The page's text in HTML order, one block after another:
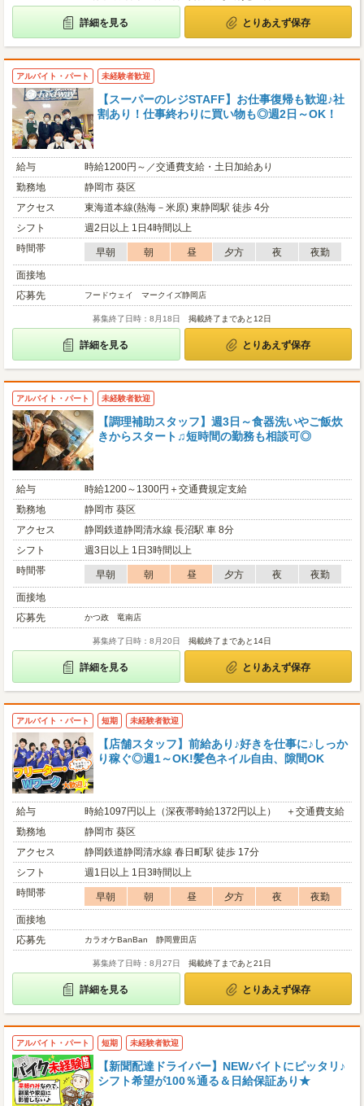
詳細を見る とりあえず保存
アルバイト・パート 未経験者歓迎
【スーパーのレジSTAFF】お仕事復帰も歓迎♪社
割あり！仕事終わりに買い物も◎週2日～OK！
給与
時給1200円～／交通費支給・土日加給あり
勤務地
静岡市 葵区
アクセス
東海道本線(熱海－米原) 東静岡駅 徒歩 4分
シフト
週2日以上 1日4時間以上
時間帯
早朝 朝 昼 夕方 夜
夜勤
面接地
応募先
フードウェイ マークイズ静岡店
募集終了日時：8月18日 掲載終了まであと12日
詳細を見る とりあえず保存
アルバイト・パート 未経験者歓迎
【調理補助スタッフ】週3日～食器洗いやご飯炊
きからスタート♫短時間の勤務も相談可◎
給与
時給1200～1300円＋交通費規定支給
勤務地
静岡市 葵区
アクセス
静岡鉄道静岡清水線 長沼駅 車 8分
シフト
週3日以上 1日3時間以上
時間帯
早朝 朝 昼 夕方 夜
夜勤
面接地
応募先
かつ政 竜南店
募集終了日時：8月20日 掲載終了まであと14日
詳細を見る とりあえず保存
アルバイト・パート 短期 未経験者歓迎
【店舗スタッフ】前給あり♪好きを仕事に♪しっか
り稼ぐ◎週1～OK!髪色ネイル自由、隙間OK
給与
時給1097円以上（深夜帯時給1372円以上） ＋交通費支給
勤務地
静岡市 葵区
アクセス
静岡鉄道静岡清水線 春日町駅 徒歩 17分
シフト
週1日以上 1日3時間以上
時間帯
早朝 朝 昼 夕方 夜
夜勤
面接地
応募先
カラオケBanBan 静岡豊田店
募集終了日時：8月27日 掲載終了まであと21日
詳細を見る とりあえず保存
アルバイト・パート 短期 未経験者歓迎
【新聞配達ドライバー】NEWバイトにピッタリ♪
シフト希望が100％通る＆日給保証あり★